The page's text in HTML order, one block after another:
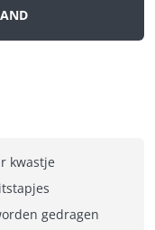
kwastje
gedragen